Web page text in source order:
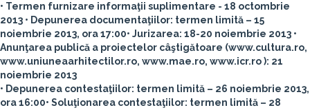
• Termen furnizare informaţii suplimentare - 18 octombrie
2013 • Depunerea documentaţiilor: termen limită – 15
noiembrie 2013, ora 17:00• Jurizarea: 18-20 noiembrie 2013 •
Anunţarea publică a proiectelor câştigătoare (www.cultura.ro,
www.uniuneaarhitectilor.ro, www.mae.ro, www.icr.ro ): 21
noiembrie 2013
• Depunerea contestaţiilor: termen limită – 26 noiembrie 2013,
ora 16:00• Soluţionarea contestaţiilor: termen limită – 28